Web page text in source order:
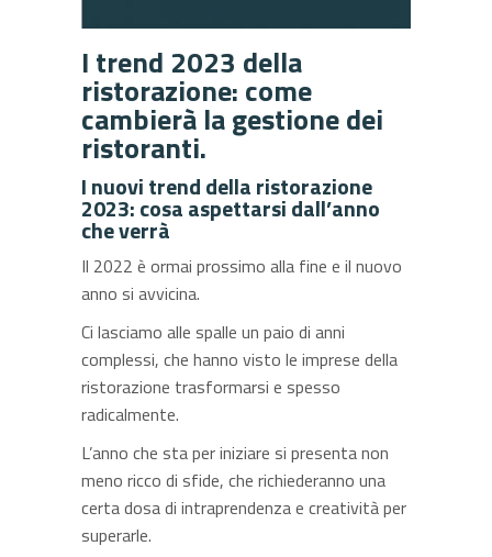
I trend 2023 della
ristorazione: come
cambierà la gestione dei
ristoranti.
I nuovi trenddella ristorazione
2023: cosa aspettarsi dall’anno
che verrà
Il 2022 è ormai prossimo alla fine e il nuovo
anno si avvicina.
Ci lasciamo alle spalle un paio di anni
complessi, che hanno visto le imprese della
ristorazione trasformarsi e spesso
radicalmente.
L’anno che sta per iniziare si presenta non
meno ricco di sfide, che richiederanno una
certa dosa di intraprendenza e creatività per
superarle.